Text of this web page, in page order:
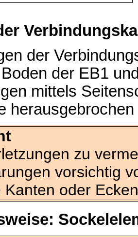
der
der EB1
mittels
zu
vorsichtig
Kanten oder